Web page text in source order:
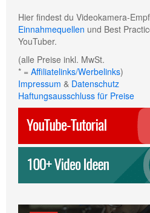
Hier findest du Videokamera-
Einnahmequellen und Best
YouTuber.
(alle Preise inkl. MwSt.
* = Affiliatelinks/Werbelinks)
Impressum & Datenschutz
Haftungsausschluss für Preise